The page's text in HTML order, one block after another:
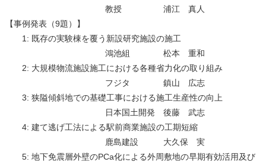
教授 浦江 真人
【事例発表（9題）】
1: 既存の実験棟を覆う新設研究施設の施工
鴻池組 松本 重和
2: 大規模物流施設施工における各種省力化の取り組み
フジタ 鎮山 広志
3: 狭隘傾斜地での基礎工事における施工生産性の向上
日本国土開発 後藤 武志
4: 建て逃げ工法による駅前商業施設の工期短縮
鹿島建設 大久保 実
5: 地下免震層外壁のPCa化による外周敷地の早期有効活用及び